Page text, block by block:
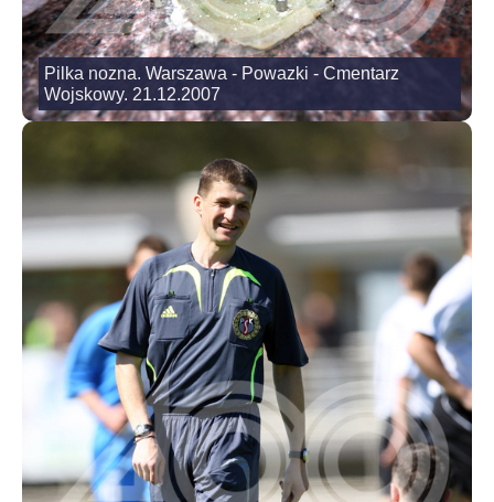
Pilka nozna. Warszawa - Powazki - Cmentarz
Wojskowy. 21.12.2007